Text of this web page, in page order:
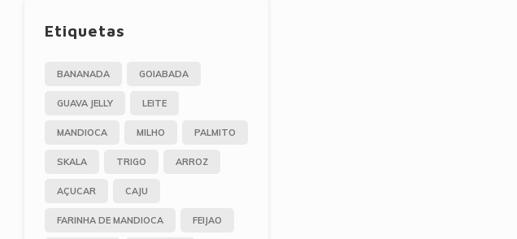
Etiquetas
BANANADA GOIABADA
GUAVA JELLY LEITE
MANDIOCA MILHO PALMITO
SKALA TRIGO ARROZ
AÇUCAR CAJU
FARINHA DE MANDIOCA FEIJAO